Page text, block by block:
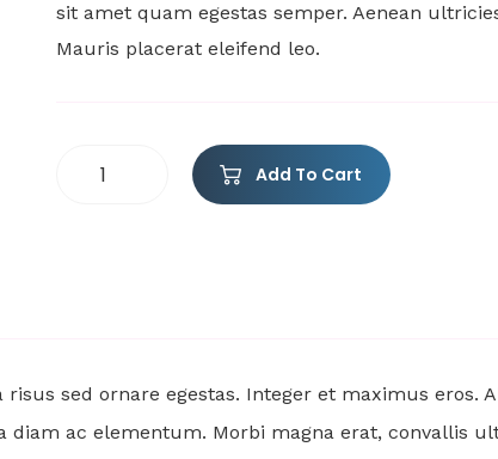
sit amet quam egestas semper. Aenean
Mauris placerat eleifend leo.
Add To Cart
sed ornare egestas. Integer et maximus eros.
ac elementum. Morbi magna erat, convallis